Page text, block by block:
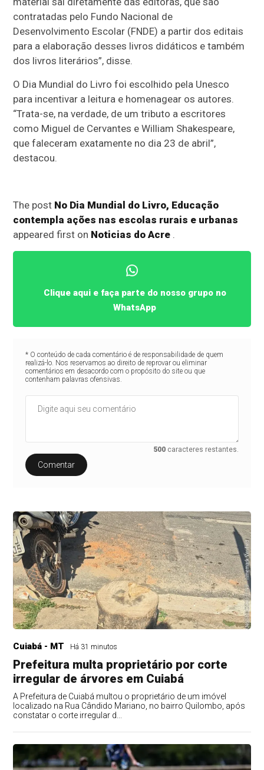
contratadas pelo Fundo Nacional de
Desenvolvimento Escolar (FNDE) a partir dos editais
para a elaboração desses livros didáticos e também
dos livros literários”, disse.
O Dia Mundial do Livro foi escolhido pela Unesco
para incentivar a leitura e homenagear os autores.
“Trata-se, na verdade, de um tributo a escritores
como Miguel de Cervantes e William Shakespeare,
que faleceram exatamente no dia 23 de abril”,
destacou.
The post No Dia Mundial do Livro, Educação
contempla ações nas escolas rurais e urbanas
appeared first on Noticias do Acre .
Clique aqui e faça parte do nosso grupo no
WhatsApp
* O conteúdo de cada comentário é de responsabilidade de quem
realizá-lo. Nos reservamos ao direito de reprovar ou eliminar
comentários em desacordo com o propósito do site ou que
contenham palavras ofensivas.
500 caracteres restantes.
Comentar
Cuiabá - MT Há 31 minutos
Prefeitura multa proprietário por corte
irregular de árvores em Cuiabá
A Prefeitura de Cuiabá multou o proprietário de um imóvel
localizado na Rua Cândido Mariano, no bairro Quilombo, após
constatar o corte irregular d...